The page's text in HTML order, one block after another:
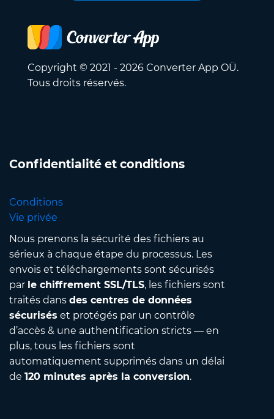
Copyright © 2021 - 2026 Converter App OÜ.
Tous droits réservés.
Confidentialité et conditions
Conditions
Vie privée
Nous prenons la sécurité des fichiers au
sérieux à chaque étape du processus. Les
envois et téléchargements sont sécurisés
par le chiffrement SSL/TLS, les fichiers sont
traités dans des centres de données
sécurisés et protégés par un contrôle
d’accès & une authentification stricts — en
plus, tous les fichiers sont
automatiquement supprimés dans un délai
de 120 minutes après la conversion.